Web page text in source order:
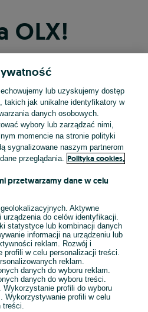
OLX!
przez Facebooka
przez konto Apple
przez konto Google
LUB
lub uzyskujemy dostęp
takich jak unikalne identyfikatory w
danych osobowych.
wybory lub zarządzać nimi,
momencie na stronie polityki
sygnalizowane naszym partnerom
przeglądania.
Polityka cookies,
przetwarzamy dane w celu
Aktywne
do celów identyfikacji.
statystyce lub kombinacji danych
informacji na urządzeniu lub
reklam. Rozwój i
profili w celu personalizacji treści.
reklam.
danych do wyboru reklam.
danych do wyboru treści.
profili do wyboru
Wykorzystywanie profili w celu